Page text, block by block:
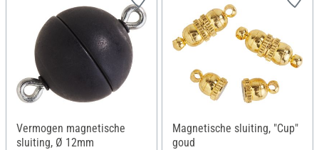
Vermogen magnetische
sluiting, Ø 12mm
Magnetische sluiting, "Cup"
goud